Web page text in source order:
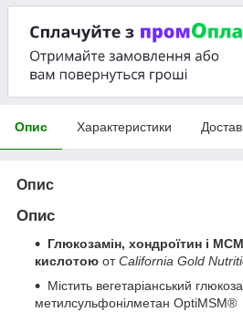
Опис Характеристики
Опис
Опис
Глюкозамін, хондроїтин і
кислотою отCalifornia Gold
Містить вегетаріанський
метилсульфонілметан OptiMSM®